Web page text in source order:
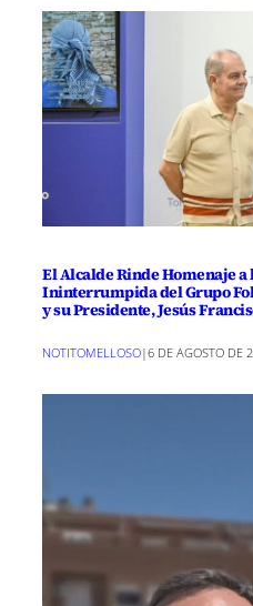
El Alcalde Rinde Homenaje
Ininterrumpida del Grupo
y su Presidente, Jesús
NOTITOMELLOSO|6 DE AGOSTO DE